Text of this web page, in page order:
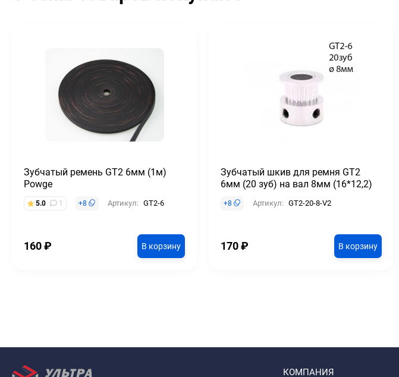
Зубчатый ремень GT2 6мм (1м)
Powge
5.0 1 +8 Артикул: GT2-6
160₽ В корзину
Зубчатый шкив для ремня GT2
6мм (20 зуб) на вал 8мм (16*12,2)
+8 Артикул: GT2-20-8-V2
170₽ В корзину
КОМПАНИЯ